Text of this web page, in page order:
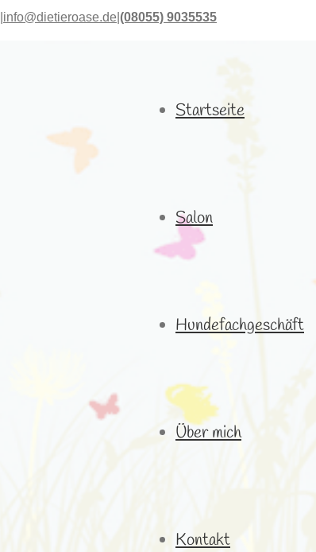
info@dietieroase.de (08055) 9035535
Startseite
Salon
Hundefachgeschäft
Über mich
Kontakt